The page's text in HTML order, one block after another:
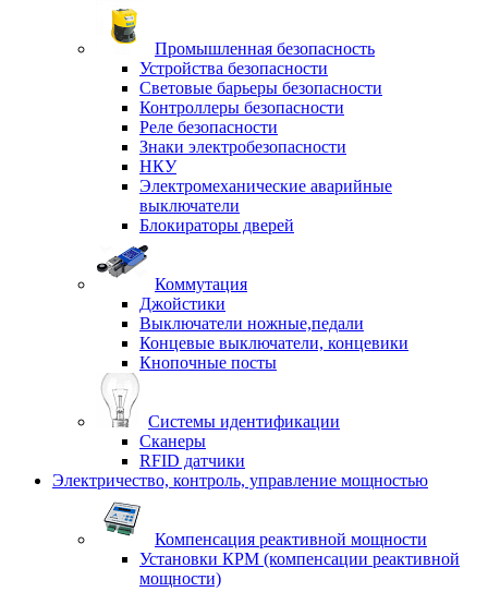
Промышленная безопасность
Устройства безопасности
Световые барьеры безопасности
Контроллеры безопасности
Реле безопасности
Знаки электробезопасности
НКУ
Электромеханические аварийные
выключатели
Блокираторы дверей
Коммутация
Джойстики
Выключатели ножные,педали
Концевые выключатели, концевики
Кнопочные посты
Системы идентификации
Сканеры
RFID датчики
Электричество, контроль, управление мощностью
Компенсация реактивной мощности
Установки КРМ (компенсации реактивной
мощности)